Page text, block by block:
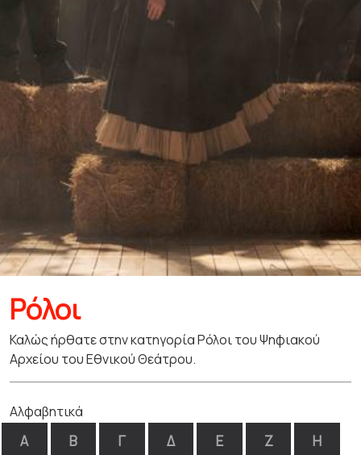
Ρόλοι
Καλώς ήρθατε στην κατηγορία Ρόλοι του Ψηφιακού
Αρχείου του Εθνικού Θεάτρου.
Αλφαβητικά
Α Β Γ Δ Ε Ζ Η